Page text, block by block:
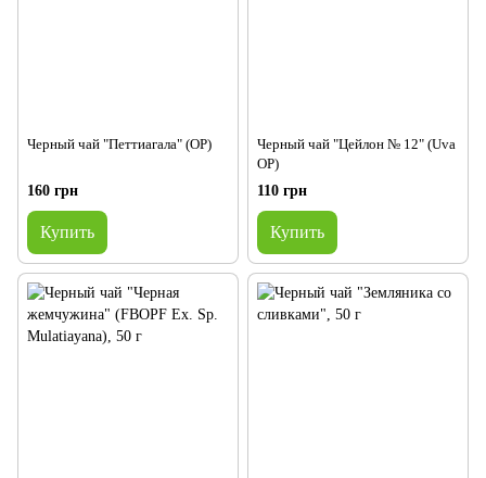
Черный чай "Петтиагала" (OP)
160 грн
Купить
Черный чай "Цейлон № 12" (Uva
OP)
110 грн
Купить